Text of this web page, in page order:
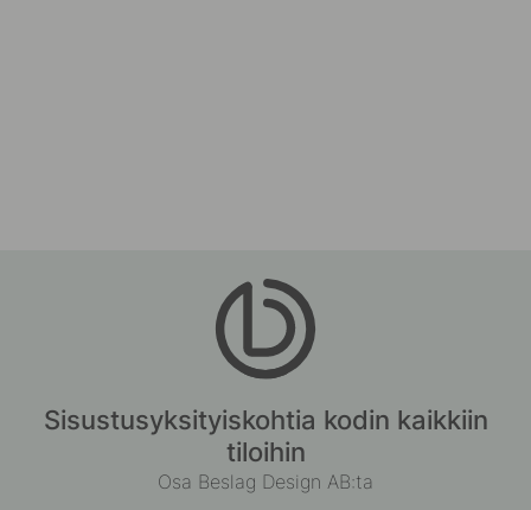
Sisustusyksityiskohtia kodin kaikkiin
tiloihin
Osa Beslag Design AB:ta